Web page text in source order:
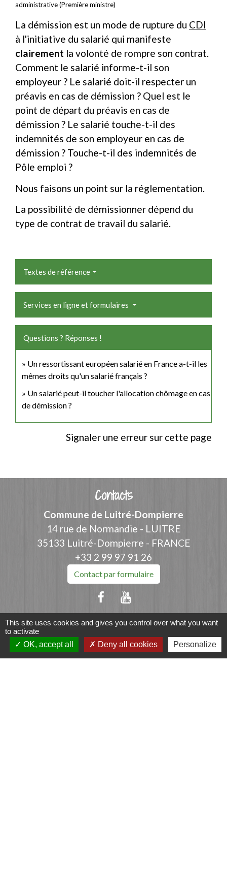
administrative (Première ministre)
La démission est un mode de rupture du CDI
à l'initiative du salarié qui manifeste
clairement la volonté de rompre son contrat.
Comment le salarié informe-t-il son
employeur ? Le salarié doit-il respecter un
préavis en cas de démission ? Quel est le
point de départ du préavis en cas de
démission ? Le salarié touche-t-il des
indemnités de son employeur en cas de
démission ? Touche-t-il des indemnités de
Pôle emploi ?
Nous faisons un point sur la réglementation.
La possibilité de démissionner dépend du
type de contrat de travail du salarié.
Textes de référence
Services en ligne et formulaires
Questions ? Réponses !
Un ressortissant européen salarié en France a-t-il les
mêmes droits qu'un salarié français ?
Un salarié peut-il toucher l'allocation chômage en cas
de démission ?
Signaler une erreur sur cette page
Contacts
Commune de Luitré-Dompierre
14 rue de Normandie - LUITRE
35133 Luitré-Dompierre - FRANCE
+33 2 99 97 91 26
Contact par formulaire
Liens
Fougères Agglomération
This site uses cookies and gives you control over what you want
to activate
OK, accept all
Deny all cookies Personalize